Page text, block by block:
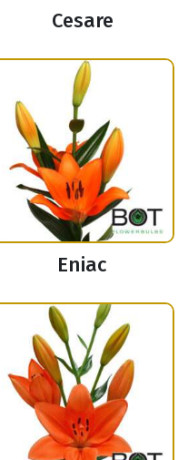
Cesare
Eniac